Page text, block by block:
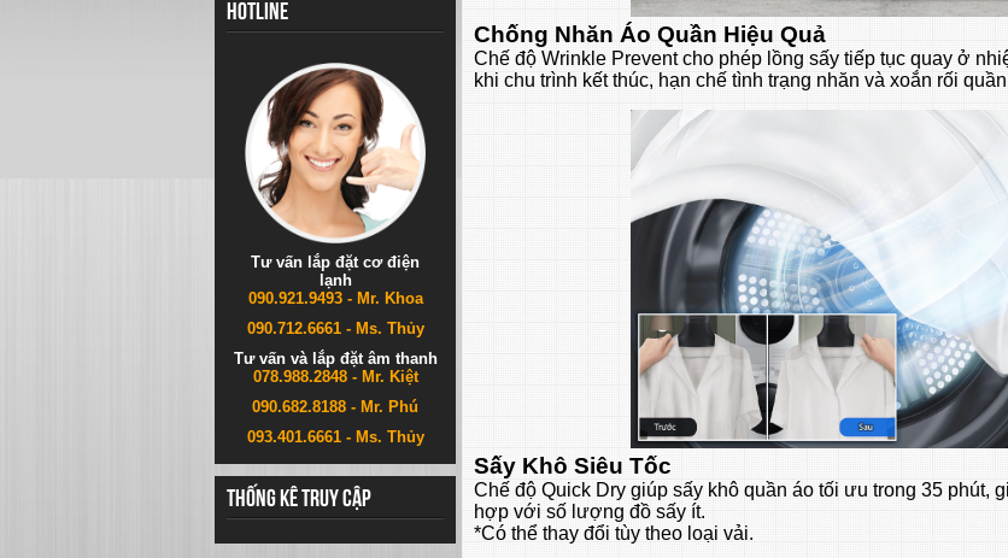
Hotline
Tư vấn lắp đặt cơ điện
lạnh
090.921.9493 - Mr. Khoa
090.712.6661 - Ms. Thủy
Tư vấn và lắp đặt âm thanh
078.988.2848 - Mr. Kiệt
090.682.8188 - Mr. Phú
093.401.6661 - Ms. Thủy
Thống kê truy cập
Chống Nhăn Áo Quần Hiệu Quả
Chế độ Wrinkle Prevent cho phép lồng sấy tiếp tục quay ở
khi chu trình kết thúc, hạn chế tình trạng nhăn và xoắn rối
Sấy Khô Siêu Tốc
Chế độ Quick Dry giúp sấy khô quần áo tối ưu trong 35 phút,
hợp với số lượng đồ sấy ít.
*Có thể thay đổi tùy theo loại vải.